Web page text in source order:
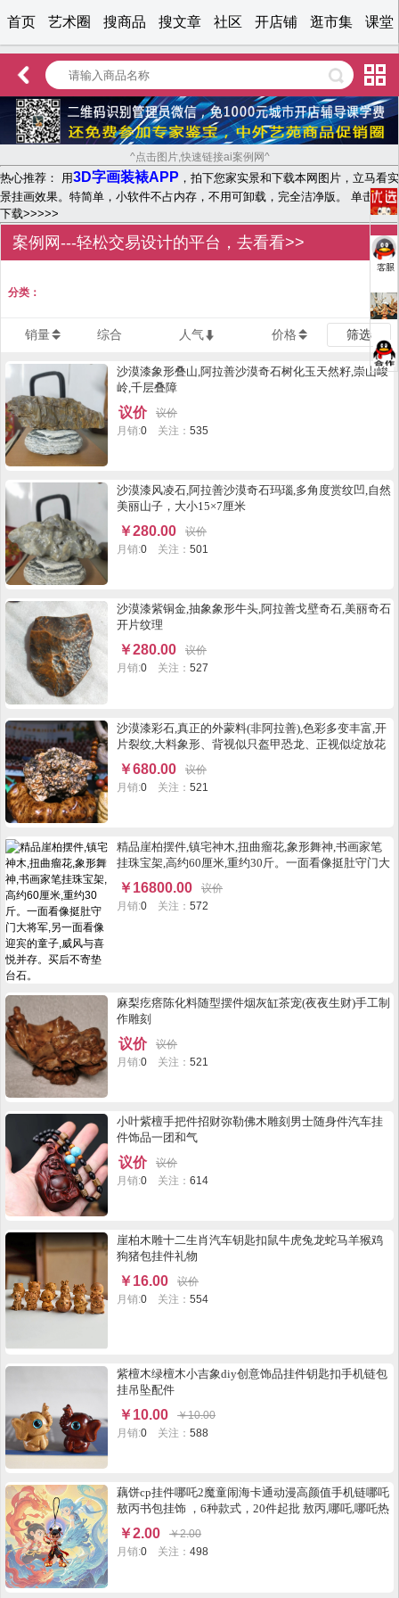
首页 艺术圈 搜商品 搜文章 社区 开店铺 逛市集 课堂
^点击图片,快速链接ai案例网^
热心推荐： 用3D字画装裱APP ，拍下您家实景和下载本网图片，立马看实
景挂画效果。特简单，小软件不占内存，不用可卸载，完全洁净版。 单击文字
下载>>>>>
案例网---轻松交易设计的平台，去看看>>
分类：
销量 综合 人气 价格 筛选
沙漠漆象形叠山,阿拉善沙漠奇石树化玉天然籽,崇山峻
岭,千层叠障
议价
议价
月销:0 关注：535
沙漠漆风凌石,阿拉善沙漠奇石玛瑙,多角度赏纹凹,自然
美丽山子，大小15×7厘米
￥280.00
议价
月销:0 关注：501
沙漠漆紫铜金,抽象象形牛头,阿拉善戈壁奇石,美丽奇石
开片纹理
￥280.00
议价
月销:0 关注：527
沙漠漆彩石,真正的外蒙料(非阿拉善),色彩多变丰富,开
片裂纹,大料象形、背视似只盔甲恐龙、正视似绽放花
￥680.00
议价
月销:0 关注：521
精品崖柏摆件,镇宅神木,扭曲瘤花,象形舞神,书画家笔
挂珠宝架,高约60厘米,重约30斤。一面看像挺肚守门大
寄垫台石。
￥16800.00
议价
月销:0 关注：572
麻梨疙瘩陈化料随型摆件烟灰缸茶宠(夜夜生财)手工制
作雕刻
议价
议价
月销:0 关注：521
小叶紫檀手把件招财弥勒佛木雕刻男士随身件汽车挂
件饰品一团和气
议价
议价
月销:0 关注：614
崖柏木雕十二生肖汽车钥匙扣鼠牛虎兔龙蛇马羊猴鸡
狗猪包挂件礼物
￥16.00
议价
月销:0 关注：554
紫檀木绿檀木小吉象diy创意饰品挂件钥匙扣手机链包
挂吊坠配件
￥10.00 ￥10.00
月销:0 关注：588
藕饼cp挂件哪吒2魔童闹海卡通动漫高颜值手机链哪吒
敖丙书包挂饰 ，6种款式，20件起批 敖丙,哪吒,哪吒热
门款,哪吒风火轮款,哪吒飘带款,哪吒背包款等6款。
￥2.00 ￥2.00
月销:0 关注：498